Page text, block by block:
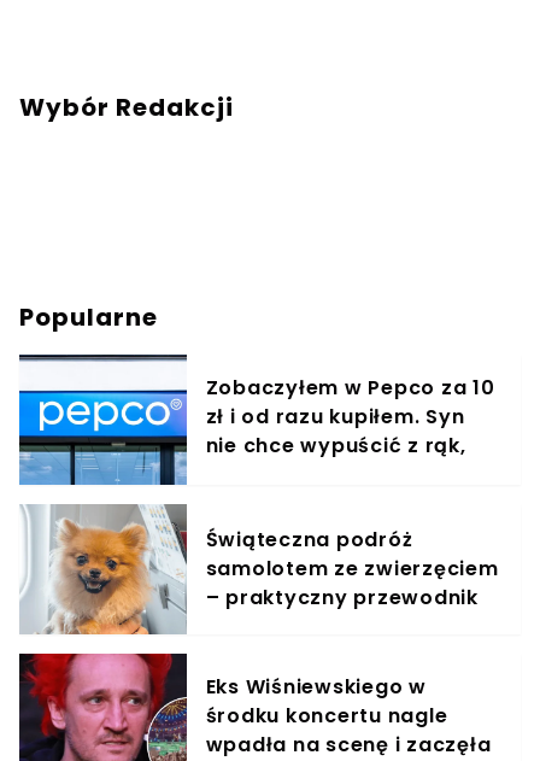
Wybór Redakcji
Popularne
Zobaczyłem w Pepco za 10
zł i od razu kupiłem. Syn
nie chce wypuścić z rąk,
Świąteczna podróż
samolotem ze zwierzęciem
– praktyczny przewodnik
Eks Wiśniewskiego w
środku koncertu nagle
wpadła na scenę i zaczęła